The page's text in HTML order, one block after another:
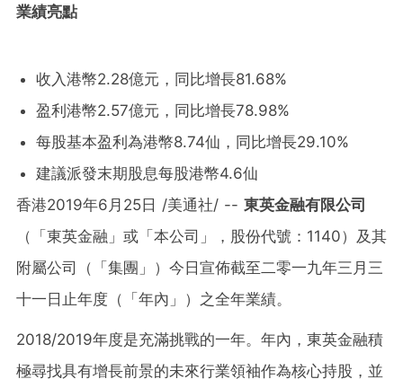
業績亮點
收入港幣2.28億元，同比增長81.68%
盈利港幣2.57億元，同比增長78.98%
每股基本盈利為港幣8.74仙，同比增長29.10%
建議派發末期股息每股港幣4.6仙
香港2019年6月25日 /美通社/ -- 東英金融有限公司
（「東英金融」或「本公司」，股份代號：1140）及其
附屬公司（「集團」）今日宣佈截至二零一九年三月三
十一日止年度（「年內」）之全年業績。
2018/2019年度是充滿挑戰的一年。年內，東英金融積
極尋找具有增長前景的未來行業領袖作為核心持股，並